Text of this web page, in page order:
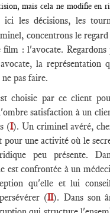
mais cela ne modifie en
les décisions, les
concentrons le
: l'avocate. Regardons
la représentation
pas faire.
choisie par ce client
satisfaction à un
(I). Un criminel avéré,
pour une activité où le
peu présente.
est confrontée à un
qu'elle et lui
(II). Dans son